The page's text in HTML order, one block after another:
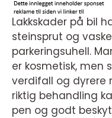
Lakkskader på bil
steinsprut og
parkeringsuhell.
er kosmetisk, men
verdifall og dyrere
riktig behandling
pen og godt